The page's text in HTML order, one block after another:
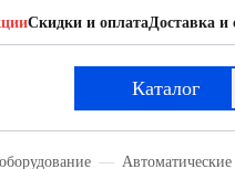
Скидки и оплатаДоставка и
Каталог